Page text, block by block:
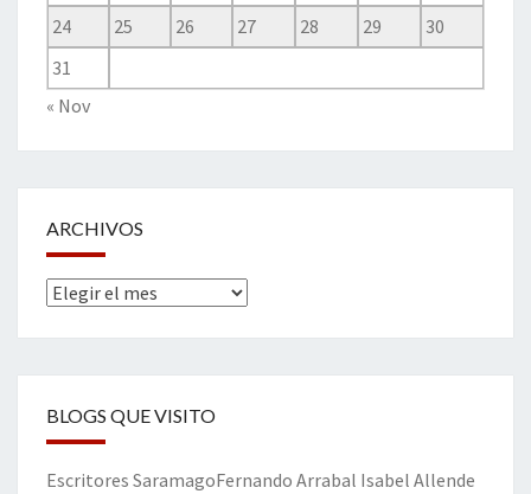
24
25 26 27 28 29
30
31
« Nov
ARCHIVOS
Archivos
BLOGS QUE VISITO
Escritores SaramagoFernando Arrabal Isabel Allende